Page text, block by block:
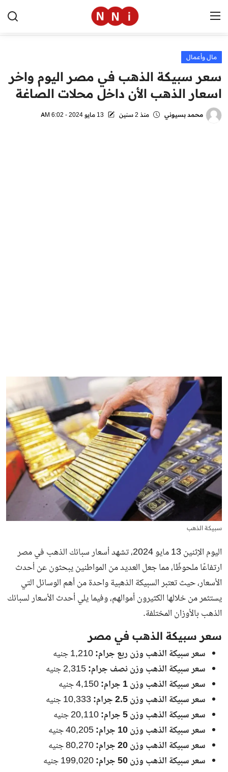
الرئيسية
اخبار مصر
العالم
مال وأعمال
سعر سبيكة الذهب في مصر اليوم واخر
اسعار الذهب الأن داخل محلات الصاغة
محمد بسيوني منذ 2 سنين 13 مايو 2024 - 6:02 AM
سبيكة الذهب
اليوم الإثنين 13 مايو 2024، تشهد أسعار سبائك
الذهب في مصر
ارتفاعًا ملحوظًا، مما جعل العديد من المواطنين يبحثون عن أحدث
الأسعار، حيث تعتبر السبيكة الذهبية واحدة من أهم الوسائل التي
يستثمر من خلالها الكثيرون أموالهم، وفيما يلي أحدث الأسعار لسبائك
الذهب بالأوزان المختلفة.
سعر سبيكة الذهب في مصر
سعر سبيكة الذهب وزن ربع جرام:
سعر سبيكة الذهب وزن نصف جرام:
سعر سبيكة الذهب وزن 1 جرام:
سعر سبيكة الذهب وزن 2.5 جرام:
سعر سبيكة الذهب وزن 5 جرام:
سعر سبيكة الذهب وزن 10 جرام:
سعر سبيكة الذهب وزن 20 جرام:
سعر سبيكة الذهب وزن 50 جرام: